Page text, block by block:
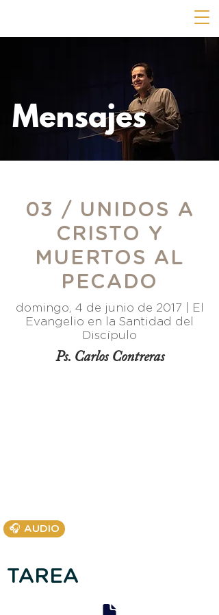
Mensajes
03 / UNIDOS A
CRISTO Y
MUERTOS AL
PECADO
domingo, 4 de junio de 2017 |
El
Evangelio en la Santidad del
Discípulo
Ps. Carlos Contreras
🎧 AUDIO
TAREA